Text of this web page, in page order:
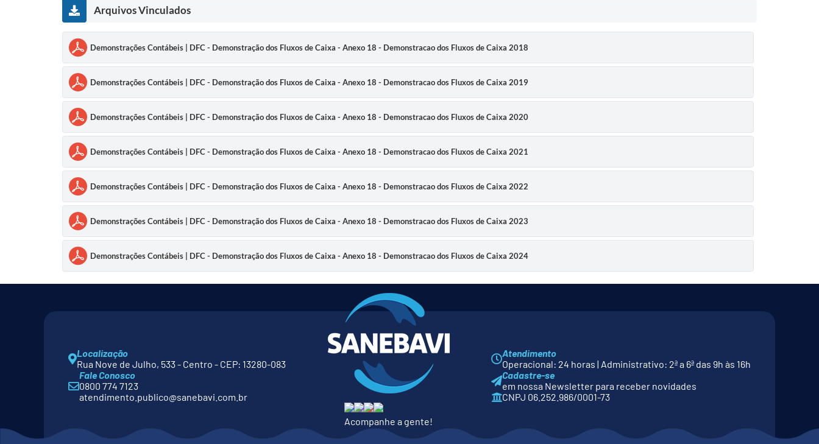
Arquivos Vinculados
Demonstrações Contábeis | DFC - Demonstração dos Fluxos de Caixa - Anexo 18 - Demonstracao dos Fluxos de Caixa 2018
Demonstrações Contábeis | DFC - Demonstração dos Fluxos de Caixa - Anexo 18 - Demonstracao dos Fluxos de Caixa 2019
Demonstrações Contábeis | DFC - Demonstração dos Fluxos de Caixa - Anexo 18 - Demonstracao dos Fluxos de Caixa 2020
Demonstrações Contábeis | DFC - Demonstração dos Fluxos de Caixa - Anexo 18 - Demonstracao dos Fluxos de Caixa 2021
Demonstrações Contábeis | DFC - Demonstração dos Fluxos de Caixa - Anexo 18 - Demonstracao dos Fluxos de Caixa 2022
Demonstrações Contábeis | DFC - Demonstração dos Fluxos de Caixa - Anexo 18 - Demonstracao dos Fluxos de Caixa 2023
Demonstrações Contábeis | DFC - Demonstração dos Fluxos de Caixa - Anexo 18 - Demonstracao dos Fluxos de Caixa 2024
Localização
Rua Nove de Julho, 533 - Centro - CEP: 13280-083
Fale Conosco
0800 774 7123
atendimento.publico@sanebavi.com.br
Acompanhe a gente!
Atendimento
Operacional: 24 horas | Administrativo: 2ª a 6ª das 9h às 16h
Cadastre-se
em nossa Newsletter para receber novidades
CNPJ 06.252.986/0001-73